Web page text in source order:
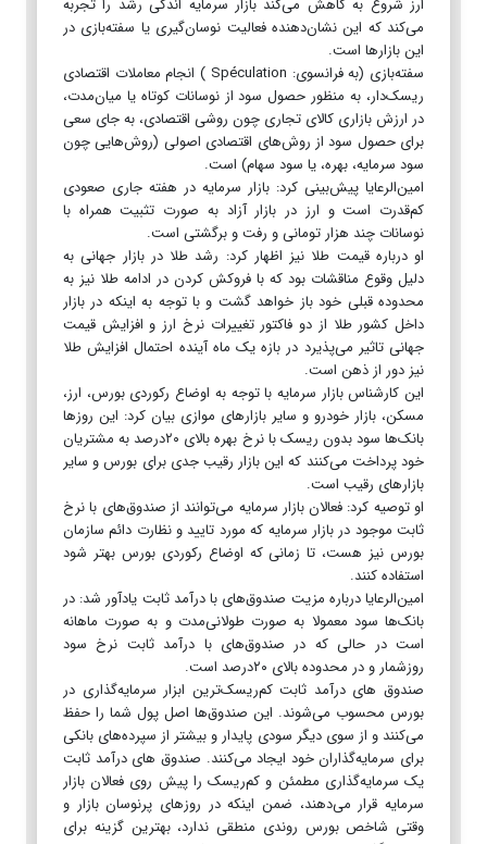
ارز شروع به کاهش می‌کند بازار سرمایه اندکی رشد را تجربه
می‌کند که این نشان‌دهنده فعالیت نوسان‌گیری یا سفته‌بازی در
این بازارها است.
سفته‌بازی (به فرانسوی: Spéculation ) انجام معاملات اقتصادی
ریسک‌دار، به منظور حصول سود از نوسانات کوتاه یا میان‌مدت،
در ارزش بازاری کالای تجاری چون روشی اقتصادی، به جای سعی
برای حصول سود از روش‌های اقتصادی اصولی (روش‌هایی چون
سود سرمایه، بهره، یا سود سهام) است.
امین‌الرعایا پیش‌بینی کرد: بازار سرمایه در هفته جاری صعودی
کم‌قدرت است و ارز در بازار آزاد به صورت تثبیت همراه با
نوسانات چند هزار تومانی و رفت و برگشتی است.
او درباره قیمت طلا نیز اظهار کرد: رشد طلا در بازار جهانی به
دلیل وقوع مناقشات بود که با فروکش کردن در ادامه طلا نیز به
محدوده قبلی خود باز خواهد گشت و با توجه به اینکه در بازار
داخل کشور طلا از دو فاکتور تغییرات نرخ ارز و افزایش قیمت
جهانی تاثیر می‌پذیرد در بازه یک ماه آینده احتمال افزایش طلا
نیز دور از ذهن است.
این کارشناس بازار سرمایه با توجه به اوضاع رکوردی بورس، ارز،
مسکن، بازار خودرو و سایر بازارهای موازی بیان کرد: این روزها
بانک‌ها سود بدون ریسک با نرخ بهره بالای ۲۰درصد به مشتریان
خود پرداخت می‌کنند که این بازار رقیب جدی برای بورس و سایر
بازارهای رقیب است.
او توصیه کرد: فعالان بازار سرمایه می‌توانند از صندوق‌های با نرخ
ثابت موجود در بازار سرمایه که مورد تایید و نظارت دائم سازمان
بورس نیز هست، تا زمانی که اوضاع رکوردی بورس بهتر شود
استفاده کنند.
امین‌الرعایا درباره مزیت صندوق‌های با درآمد ثابت یادآور شد: در
بانک‌ها سود معمولا به صورت طولانی‌مدت و به صورت ماهانه
است در حالی که در صندوق‌های با درآمد ثابت نرخ سود
روزشمار و در محدوده بالای ۲۰درصد است.
صندوق های درآمد ثابت کم‌ریسک‌ترین ابزار سرمایه‌گذاری در
بورس محسوب می‌شوند. این صندوق‌ها اصل پول شما را حفظ
می‌کنند و از سوی دیگر سودی پایدار و بیشتر از سپرده‌های بانکی
برای سرمایه‌گذاران خود ایجاد می‌کنند. صندوق های درآمد ثابت
یک سرمایه‌گذاری مطمئن و کم‌ریسک را پیش روی فعالان بازار
سرمایه قرار می‌دهند، ضمن اینکه در روزهای پرنوسان بازار و
وقتی شاخص بورس روندی منطقی ندارد، بهترین گزینه برای